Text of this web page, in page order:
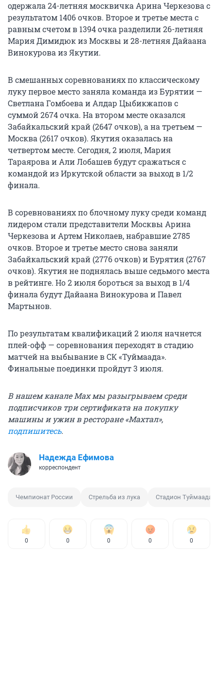
одержала 24-летняя москвичка Арина Черкезова с
результатом 1406 очков. Второе и третье места с
равным счетом в 1394 очка разделили 26-летняя
Мария Димидюк из Москвы и 28-летняя Дайаана
Винокурова из Якутии.
В смешанных соревнованиях по классическому
луку первое место заняла команда из Бурятии —
Светлана Гомбоева и Алдар Цыбикжапов с
суммой 2674 очка. На втором месте оказался
Забайкальский край (2647 очков), а на третьем —
Москва (2617 очков). Якутия оказалась на
четвертом месте. Сегодня, 2 июля, Мария
Тараярова и Али Лобашев будут сражаться с
командой из Иркутской области за выход в 1/2
финала.
В соревнованиях по блочному луку среди команд
лидером стали представители Москвы Арина
Черкезова и Артем Николаев, набравшие 2785
очков. Второе и третье место снова заняли
Забайкальский край (2776 очков) и Бурятия (2767
очков). Якутия не поднялась выше седьмого места
в рейтинге. Но 2 июля бороться за выход в 1/4
финала будут Дайаана Винокурова и Павел
Мартынов.
По результатам квалификаций 2 июля начнется
плей-офф — соревнования переходят в стадию
матчей на выбывание в СК «Туймаада».
Финальные поединки пройдут 3 июля.
В нашем канале Max мы разыгрываем среди
подписчиков три сертификата на покупку
машины и ужин в ресторане «Махтал»,
подпишитесь.
Надежда Ефимова
корреспондент
Чемпионат России Стрельба из лука Стадион Туймаада
0 0 0 0 0